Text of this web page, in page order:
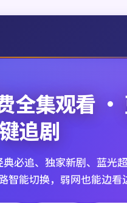
全集观看 ·
键追剧
必追、独家新剧、蓝光
智能切换，弱网也能边看